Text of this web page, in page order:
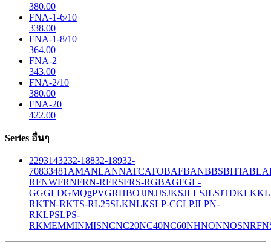
380.00
FNA-1-6/10
338.00
FNA-1-8/10
364.00
FNA-2
343.00
FNA-2/10
380.00
FNA-20
422.00
Series อื่นๆ
2293143232-18832-18932-
70833481 AMANLANNATCATOBAFBANBBSBITIABLA
RFNWFRNFRN-RFRSFRS-RGBAGFGL-
GGGLDGMQgPVGRHBOJJNJJSJKSJLLSJLSJTDKLK
RKTN-RKTS-RL25SLKNLKSLP-CCLPJLPN-
RKLPSLPS-
RKMEMMINMISNCNC20NC40NC60NHNONNOSNRF